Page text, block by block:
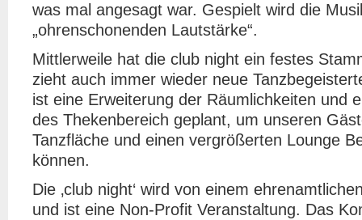
was mal angesagt war. Gespielt wird die
„ohrenschonenden Lautstärke“.
Mittlerweile hat die club night ein festes
zieht auch immer wieder neue
ist eine Erweiterung der Räumlichkeiten und
des Thekenbereich geplant, um unseren
Tanzfläche und einen vergrößerten Lounge
können.
Die ‚club night‘ wird von einem
und ist eine Non-Profit Veranstaltung. Das